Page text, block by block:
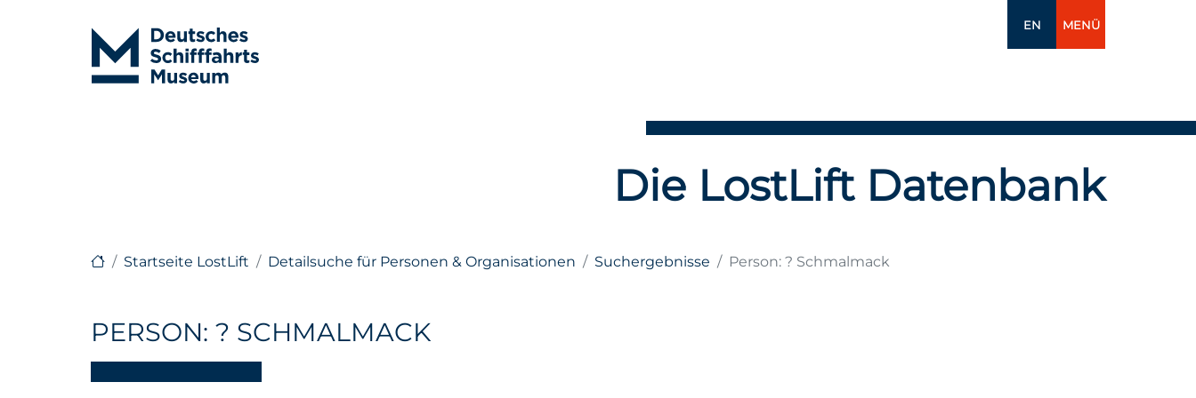
EN MENÜ
Die LostLift Datenbank
Startseite LostLift Detailsuche für Personen & Organisationen Suchergebnisse Person: ? Schmalmack
PERSON: ? SCHMALMACK